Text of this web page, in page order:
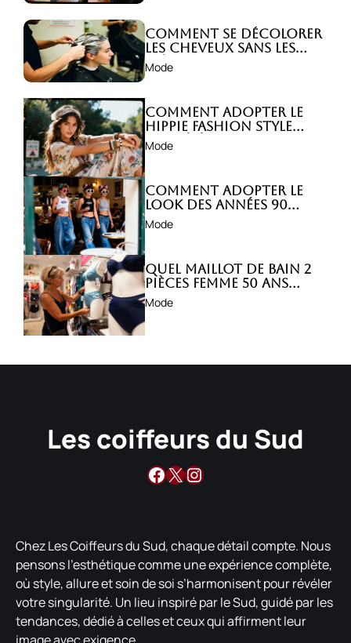
Comment se décolorer
les cheveux sans les
abîmer ?
Mode
Comment adopter le
hippie fashion style
avec élégance ?
Mode
Comment adopter le
look des années 90
avec style ?
Mode
Quel maillot de bain 2
pièces femme 50 ans
choisir ?
Mode
Les coiffeurs du Sud
Facebook
X Instagram
Chez Les Coiffeurs du Sud, chaque détail compte. Nous
pensons l’esthétique comme une expérience complète,
où style, allure et soin de soi s’harmonisent pour révéler
votre singularité. Un lieu inspiré par le Sud, guidé par les
tendances, dédié à celles et ceux qui affirment leur
image avec exigence.